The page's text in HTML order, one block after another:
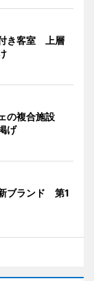
き客室 上層
の複合施設
げ
ブランド 第1